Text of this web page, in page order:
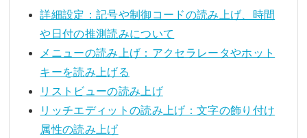
詳細設定：記号や制御コードの読み上げ、時間
や日付の推測読みについて
メニューの読み上げ：アクセラレータやホット
キーを読み上げる
リストビューの読み上げ
リッチエディットの読み上げ：文字の飾り付け
属性の読み上げ